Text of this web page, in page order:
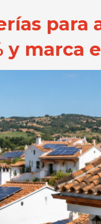
para
y